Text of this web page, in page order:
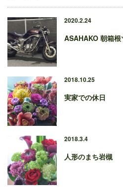
2020.2.24
ASAHAKO 朝箱
2018.10.25
実家での休日
2018.3.4
人形のまち岩槻